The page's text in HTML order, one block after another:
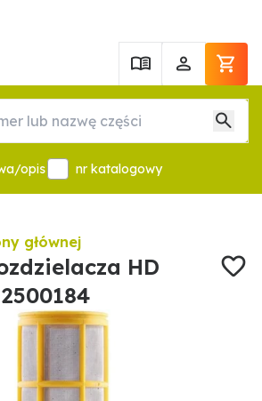
opis nr katalogowy
głównej
HD